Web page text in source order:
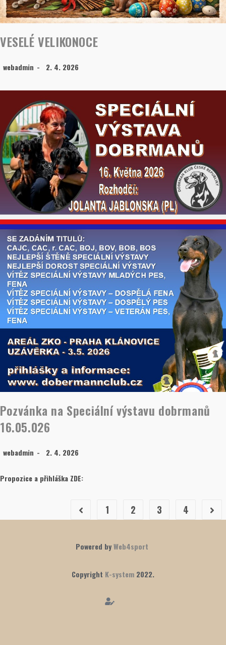
VESELÉ VELIKONOCE
webadmin 2. 4. 2026
Pozvánka na Speciální výstavu dobrmanů
16.05.026
webadmin 2. 4. 2026
Propozice a přihláška ZDE:
1 2 3 4
Powered byWeb4sport
Copyright K-system 2022.